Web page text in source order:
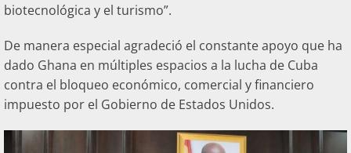
biotecnológica y el turismo”.
De manera especial agradeció el constante apoyo que ha
dado Ghana en múltiples espacios a la lucha de Cuba
contra el bloqueo económico, comercial y financiero
impuesto por el Gobierno de Estados Unidos.